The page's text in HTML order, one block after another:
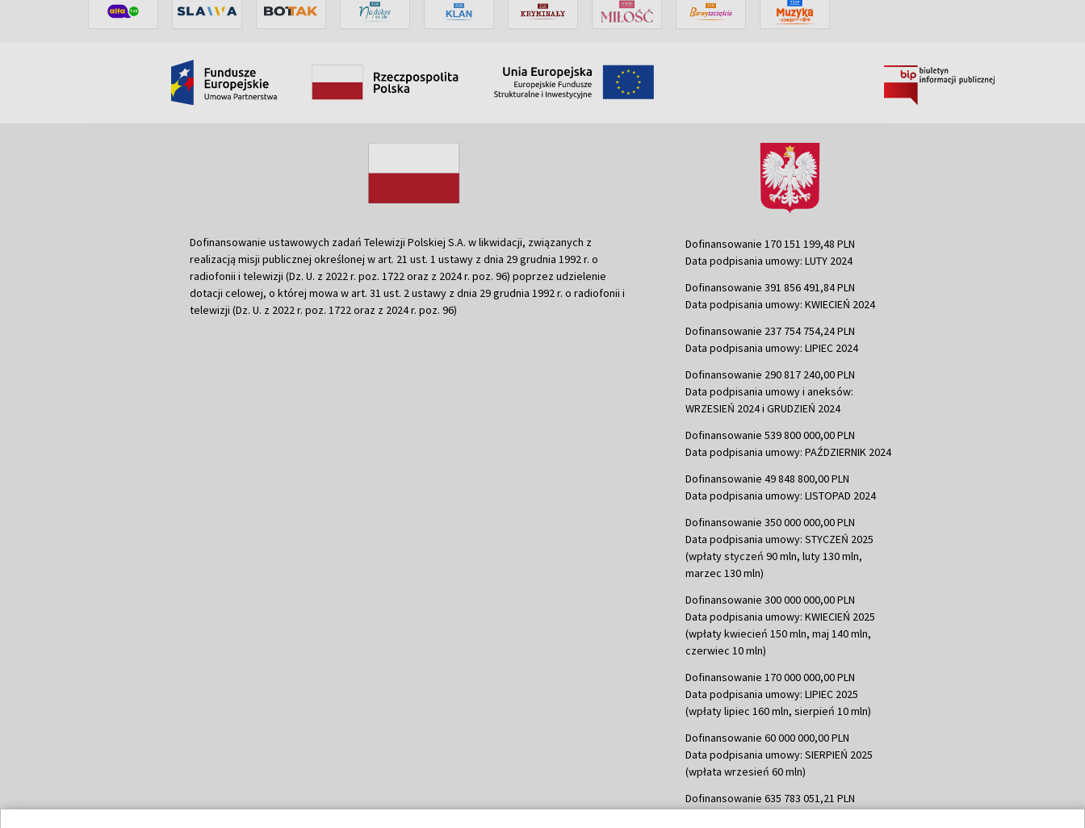
Dofinansowanie ustawowych zadań Telewizji Polskiej S.A. w likwidacji, związanych z
realizacją misji publicznej określonej w art. 21 ust. 1 ustawy z dnia 29 grudnia 1992 r. o
radiofonii i telewizji (Dz. U. z 2022 r. poz. 1722 oraz z 2024 r. poz. 96) poprzez udzielenie
dotacji celowej, o której mowa w art. 31 ust. 2 ustawy z dnia 29 grudnia 1992 r. o radiofonii i
telewizji (Dz. U. z 2022 r. poz. 1722 oraz z 2024 r. poz. 96)
Dofinansowanie 170 151 199,48 PLN
Data podpisania umowy: LUTY 2024
Dofinansowanie 391 856 491,84 PLN
Data podpisania umowy: KWIECIEŃ 2024
Dofinansowanie 237 754 754,24 PLN
Data podpisania umowy: LIPIEC 2024
Dofinansowanie 290 817 240,00 PLN
Data podpisania umowy i aneksów:
WRZESIEŃ 2024 i GRUDZIEŃ 2024
Dofinansowanie 539 800 000,00 PLN
Data podpisania umowy: PAŹDZIERNIK 2024
Dofinansowanie 49 848 800,00 PLN
Data podpisania umowy: LISTOPAD 2024
Dofinansowanie 350 000 000,00 PLN
Data podpisania umowy: STYCZEŃ 2025
(wpłaty styczeń 90 mln, luty 130 mln,
marzec 130 mln)
Dofinansowanie 300 000 000,00 PLN
Data podpisania umowy: KWIECIEŃ 2025
(wpłaty kwiecień 150 mln, maj 140 mln,
czerwiec 10 mln)
Dofinansowanie 170 000 000,00 PLN
Data podpisania umowy: LIPIEC 2025
(wpłaty lipiec 160 mln, sierpień 10 mln)
Dofinansowanie 60 000 000,00 PLN
Data podpisania umowy: SIERPIEŃ 2025
(wpłata wrzesień 60 mln)
Dofinansowanie 635 783 051,21 PLN